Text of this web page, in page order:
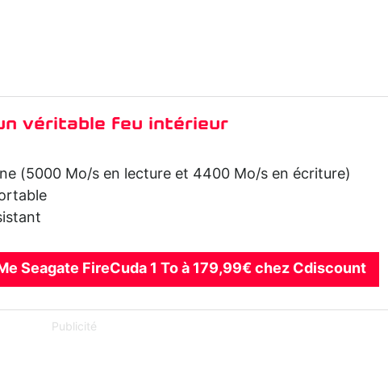
véritable feu intérieur
(5000 Mo/s en lecture et 4400 Mo/s en écriture)
Seagate FireCuda 1 To à 179,99€ chez Cdiscount
Publicité